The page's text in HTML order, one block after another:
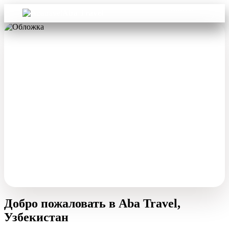
Добро пожаловать в Aba Travel,
Узбекистан